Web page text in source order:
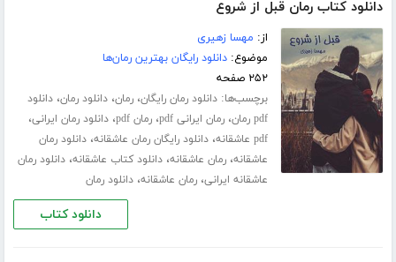
دانلود کتاب رمان قبل از شروع
از: مهسا زهیری
موضوع:دانلود رایگان بهترین رمان‌ها
۲۵۲ صفحه
برچسب‌ها:دانلود رمان رایگان،رمان،دانلود رمان،دانلود
pdf رمان
،رمان ایرانی pdf ،رمان pdf ،دانلود رمان ایرانی،
pdf عاشقانه ،دانلود رایگان رمان عاشقانه،دانلود رمان
عاشقانه،رمان عاشقانه،دانلود کتاب عاشقانه،دانلود رمان
عاشقانه ایرانی،رمان عاشقانه،دانلود رمان
دانلود کتاب